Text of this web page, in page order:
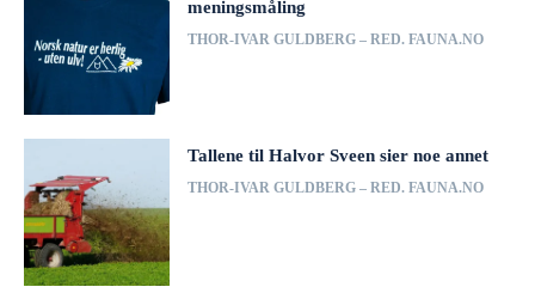
meningsmåling
THOR-IVAR GULDBERG – RED. FAUNA.NO
Tallene til Halvor Sveen sier noe annet
THOR-IVAR GULDBERG – RED. FAUNA.NO